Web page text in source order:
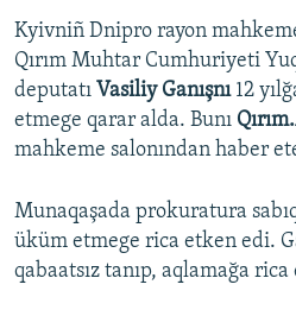
RFE/RS bütün saytları
Kyivniñ Dnipro rayon
Qırım Muhtar Cumhuriyeti
deputatı Vasiliy Ganışnı12
etmege qarar alda. Bunı
mahkeme salonından haber
Munaqaşada prokuratura
üküm etmege rica etken edi.
qabaatsız tanıp, aqlamağa